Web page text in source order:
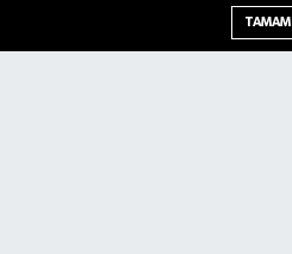
Ankara Nöbetçi Eczaneler
TAMAM